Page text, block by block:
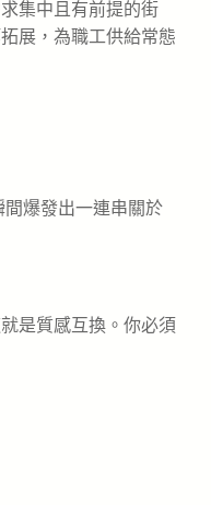
集中且有前提的街
展，為職工供給常態
爆發出一連串關於
是質感互換。你必須